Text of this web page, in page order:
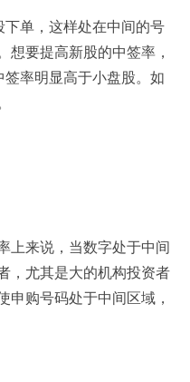
单，这样处在中间的号
要提高新股的中签率，
率明显高于小盘股。如
上来说，当数字处于中间
，尤其是大的机构投资者
购号码处于中间区域，